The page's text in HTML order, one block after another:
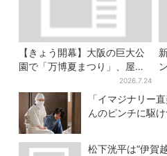
【きょう開幕】大阪の巨大公
園で「万博夏まつり」、屋台
グルメ＆幻想的イルミネーシ
ョン…計27日間開催
2026.7.24
「イマジナリー
んのピンチに駆
松下洸平は“伊賀